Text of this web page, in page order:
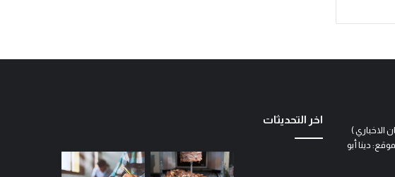
الاخباري )
دينا أبو
اخر التحديثات